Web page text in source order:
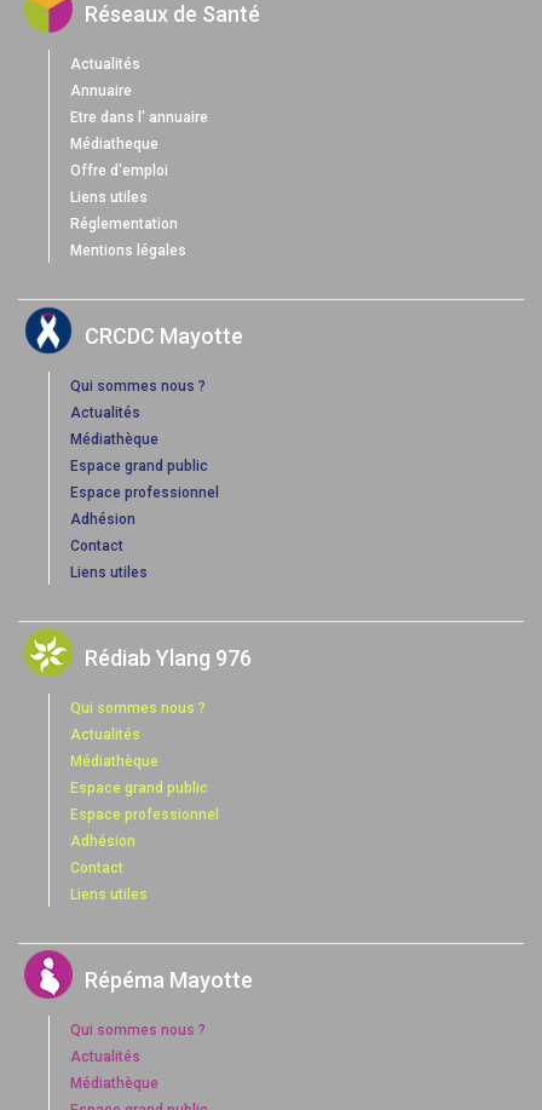
Réseaux de Santé
Actualités
Annuaire
Etre dans l' annuaire
Médiatheque
Offre d'emploi
Liens utiles
Réglementation
Mentions légales
CRCDC Mayotte
Qui sommes nous ?
Actualités
Médiathèque
Espace grand public
Espace professionnel
Adhésion
Contact
Liens utiles
Rédiab Ylang 976
Qui sommes nous ?
Actualités
Médiathèque
Espace grand public
Espace professionnel
Adhésion
Contact
Liens utiles
Répéma Mayotte
Qui sommes nous ?
Actualités
Médiathèque